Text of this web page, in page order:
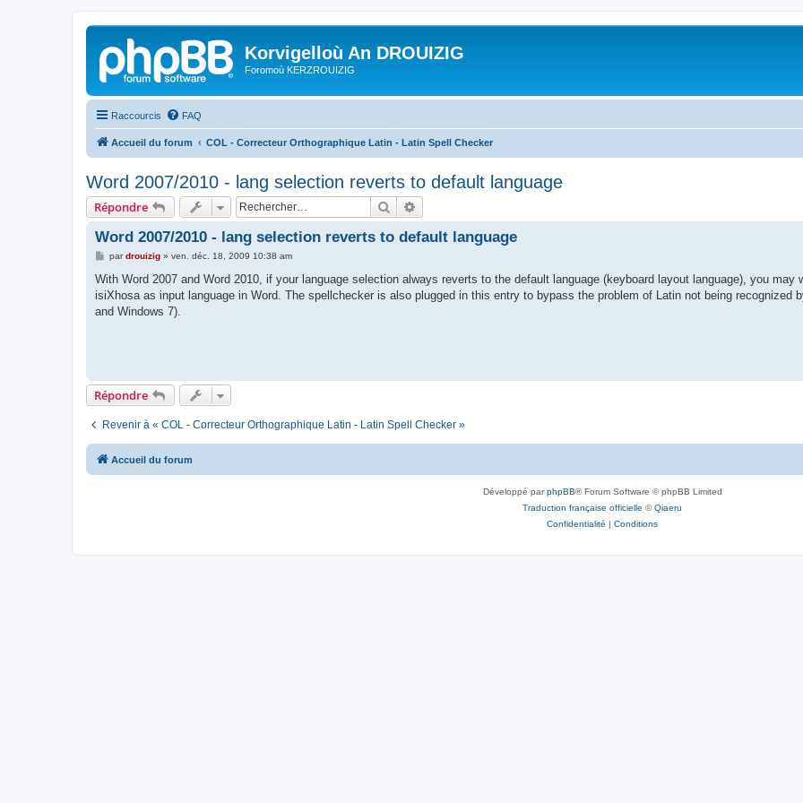
Korvigelloù An DROUIZIG
Foromoù KERZROUIZIG
Raccourcis FAQ
Accueil du forum COL - Correcteur Orthographique Latin - Latin Spell Checker
Word 2007/2010 - lang selection reverts to default language
Répondre Rechercher
Word 2007/2010 - lang selection reverts to default language
M
s
a
g
pardrouizig» ven. déc. 18, 2009 10:38 am
With Word 2007 and Word 2010, if your language selection always reverts to the default language (keyboard layout language), you may
isiXhosa as input language in Word. The spellchecker is also plugged in this entry to bypass the problem of Latin not being recognized
and Windows 7).
Répondre
Revenir à « COL - Correcteur Orthographique Latin - Latin Spell Checker »
Accueil du forum
Développé parphpBB® Forum Software © phpBB Limited
Traduction française officielle ©Qiaeru
Confidentialité | Conditions